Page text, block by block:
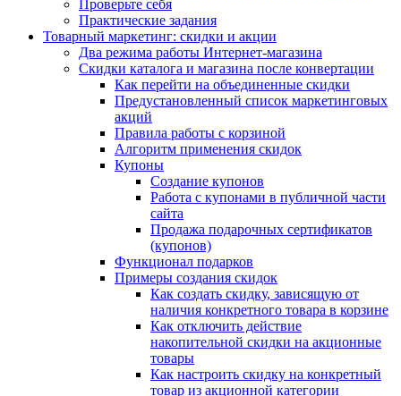
Проверьте себя
Практические задания
Товарный маркетинг: скидки и акции
Два режима работы Интернет-магазина
Скидки каталога и магазина после конвертации
Как перейти на объединенные скидки
Предустановленный список маркетинговых
акций
Правила работы с корзиной
Алгоритм применения скидок
Купоны
Создание купонов
Работа с купонами в публичной части
сайта
Продажа подарочных сертификатов
(купонов)
Функционал подарков
Примеры создания скидок
Как создать скидку, зависящую от
наличия конкретного товара в корзине
Как отключить действие
накопительной скидки на акционные
товары
Как настроить скидку на конкретный
товар из акционной категории